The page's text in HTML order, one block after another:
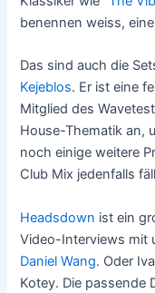
benennen weiss,
Das sind auch die
Kejeblos. Er ist eine
Mitglied des
House-Thematik an,
noch einige weitere
Club Mix jedenfalls
Headsdown ist ein
Video-Interviews mit
Daniel Wang. Oder
Kotey. Die passende